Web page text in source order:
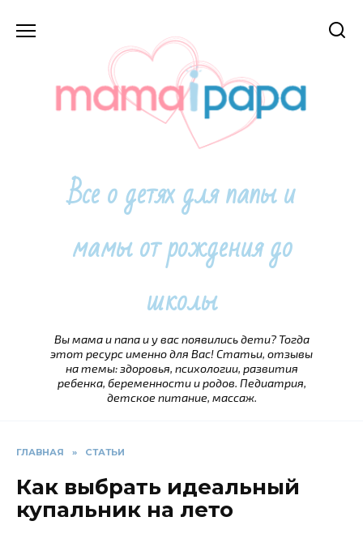
Все о детях для папы и
мамы от рождения до
школы
Вы мама и папа и у вас появились дети? Тогда
этот ресурс именно для Вас! Статьи, отзывы
на темы: здоровья, психологии, развития
ребенка, беременности и родов. Педиатрия,
детское питание, массаж.
ГЛАВНАЯ » СТАТЬИ
Как выбрать идеальный
купальник на лето